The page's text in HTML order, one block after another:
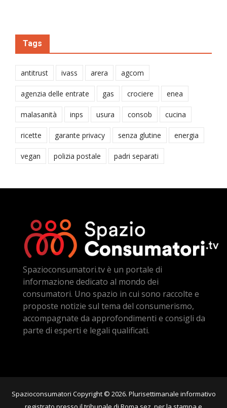
Tags
antitrust ivass arera agcom
agenzia delle entrate gas crociere enea
malasanità inps usura consob cucina
ricette garante privacy senza glutine energia
vegan polizia postale padri separati
Spazioconsumatori.tv è un portale di
informazione dedicato al mondo dei
consumatori. Uno spazio in cui sono raccolte e
proposte notizie sul tema del consumerismo,
accompagnate da approfondimenti e consigli da
parte di esperti e legali qualificati.
Spazioconsumatori Copyright © 2026. Plurisettimanale informativo